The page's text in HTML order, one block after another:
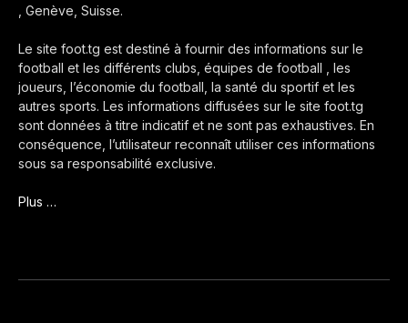
, Genève, Suisse.
Le site foot.tg est destiné à fournir des informations sur le
football et les différents clubs, équipes de football , les
joueurs, l’économie du football, la santé du sportif et les
autres sports. Les informations diffusées sur le site foot.tg
sont données à titre indicatif et ne sont pas exhaustives. En
conséquence, l’utilisateur reconnaît utiliser ces informations
sous sa responsabilité exclusive.
Plus …